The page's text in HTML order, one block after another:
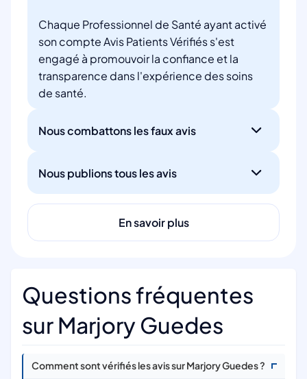
Chaque Professionnel de Santé ayant activé
son compte Avis Patients Vérifiés s'est
engagé à promouvoir la confiance et la
transparence dans l'expérience des soins
de santé.
Nous combattons les faux avis
Nous publions tous les avis
En savoir plus
Questions fréquentes
sur Marjory Guedes
Comment sont vérifiés les avis sur Marjory Guedes ?